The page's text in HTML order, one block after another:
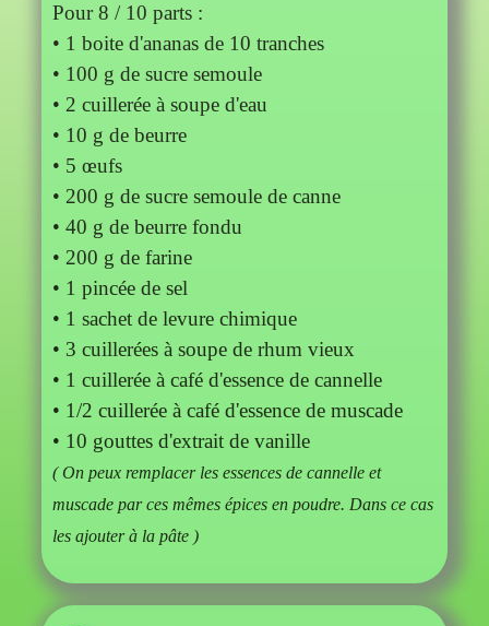
Pour 8 / 10 parts :
• 1 boite d'ananas de 10 tranches
• 100 g de sucre semoule
• 2 cuillerée à soupe d'eau
• 10 g de beurre
• 5 œufs
• 200 g de sucre semoule de canne
• 40 g de beurre fondu
• 200 g de farine
• 1 pincée de sel
• 1 sachet de levure chimique
• 3 cuillerées à soupe de rhum vieux
• 1 cuillerée à café d'essence de cannelle
• 1/2 cuillerée à café d'essence de muscade
• 10 gouttes d'extrait de vanille
( On peux remplacer les essences de cannelle et
muscade par ces mêmes épices en poudre. Dans ce cas
les ajouter à la pâte )